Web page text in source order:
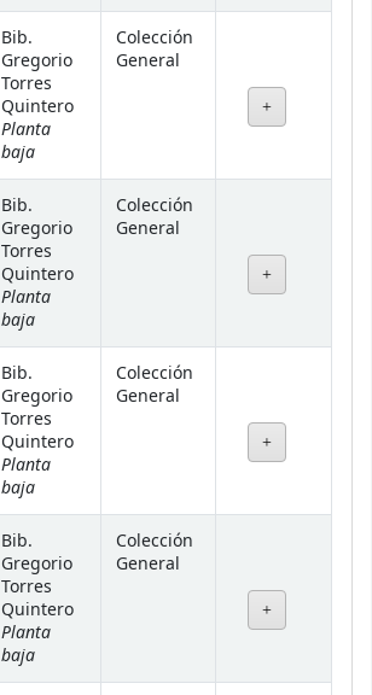
Bib.
Gregorio
Torres
Quintero
Planta
baja
Colección
General
Bib.
Gregorio
Torres
Quintero
Planta
baja
Colección
General
Bib.
Gregorio
Torres
Quintero
Planta
baja
Colección
General
Bib.
Gregorio
Torres
Quintero
Planta
baja
Colección
General